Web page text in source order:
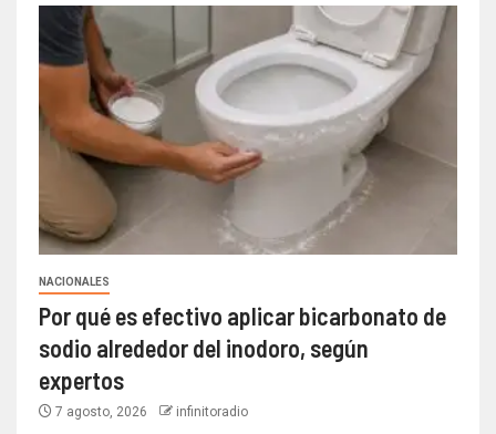
NACIONALES
Por qué es efectivo aplicar bicarbonato de
sodio alrededor del inodoro, según
expertos
7 agosto, 2026 infinitoradio